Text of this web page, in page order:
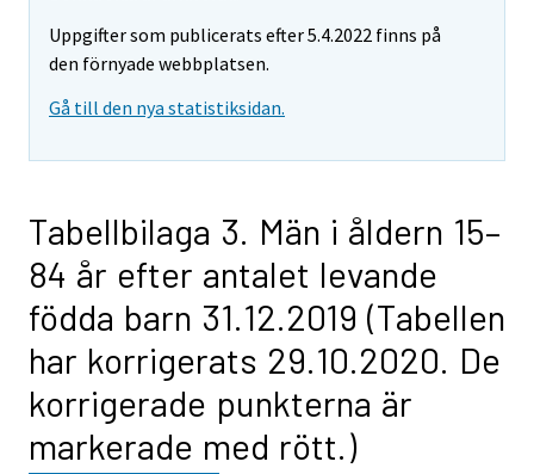
Uppgifter som publicerats efter 5.4.2022 finns på
den förnyade webbplatsen.
Gå till den nya statistiksidan.
Tabellbilaga 3. Män i åldern 15–
84 år efter antalet levande
födda barn 31.12.2019 (Tabellen
har korrigerats 29.10.2020. De
korrigerade punkterna är
markerade med rött.)